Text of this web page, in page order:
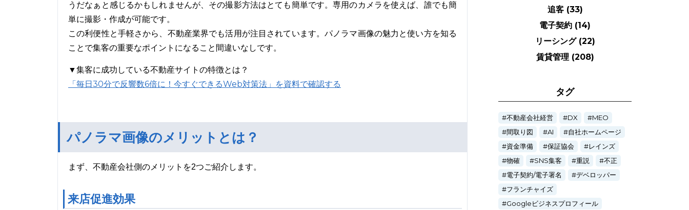
うだなぁと感じるかもしれませんが、その撮影方法はとても簡単です。専用のカメラを使えば、誰でも簡
単に撮影・作成が可能です。
この利便性と手軽さから、不動産業界でも活用が注目されています。パノラマ画像の魅力と使い方を知る
ことで集客の重要なポイントになること間違いなしです。
▼集客に成功している不動産サイトの特徴とは？
「毎日30分で反響数6倍に！今すぐできるWeb対策法」を資料で確認する
パノラマ画像のメリットとは？
まず、不動産会社側のメリットを2つご紹介します。
来店促進効果
追客 (33)
電子契約 (14)
リーシング (22)
賃貸管理 (208)
タグ
不動産会社経営 DX
MEO
間取り図
AI
自社ホームページ
資金準備
保証協会
レインズ
物確
SNS集客 重説
不正
電子契約/電子署名
デベロッパー
フランチャイズ
Googleビジネスプロフィール